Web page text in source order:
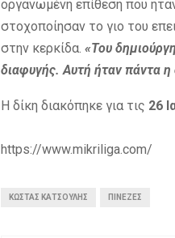
οργανωμένη επίθεση που
στοχοποίησαν το γιο του
στην κερκίδα. «Του
διαφυγής. Αυτή ήταν πάντα
Η δίκη διακόπηκε για τις 26
https://www.mikriliga.com/
ΚΩΣΤΑΣ ΚΑΤΣΟΥΛΗΣ ΠΙΝΕΖΕΣ